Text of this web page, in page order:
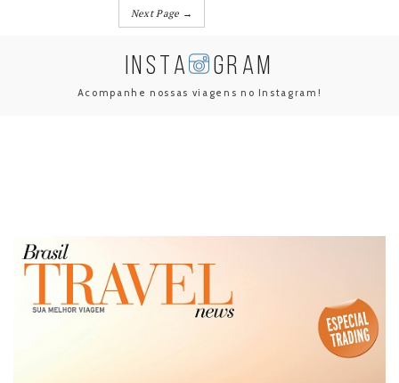
Next Page →
INSTA GRAM
Acompanhe nossas viagens no Instagram!